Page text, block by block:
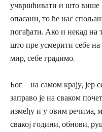
учвршћивати и што више
опасани, то ће нас
погађати. Ако и некад на
што пре усмерити себе
мир, себе градимо.
Бог – на самом крају, јер
заправо је на сваком
између и у овим речима,
свакој години, обнови,